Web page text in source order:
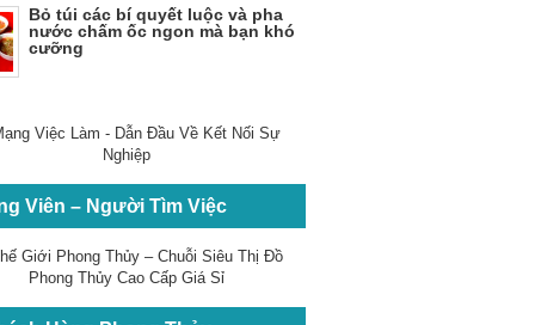
Bỏ túi các bí quyết luộc và pha
nước chấm ốc ngon mà bạn khó
cưỡng
Viên – Người Tìm Việc